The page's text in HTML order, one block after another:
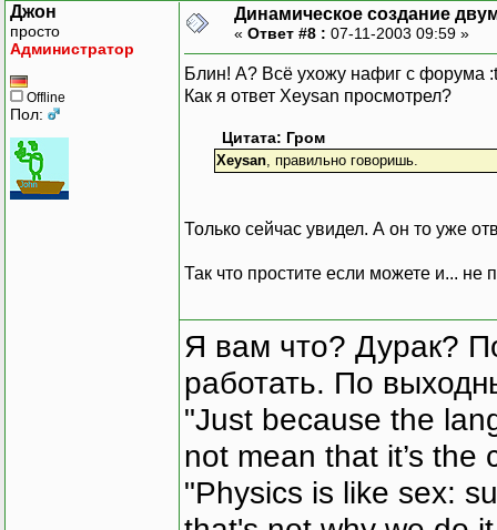
Джон
просто
Администратор
Offline
Пол:
Динамическое создание
« Ответ #8 : 07-11-2003 09:59 »
Блин! А? Всё ухожу нафиг с форума
Как я ответ Xeysan просмотрел?
Цитата: Гром
Xeysan, правильно говоришь.
Только сейчас увидел. А он то уже
Так что простите если можете и...
Я вам что? Дурак?
работать. По
"Just because the
not mean that it’s the
"Physics is like sex: